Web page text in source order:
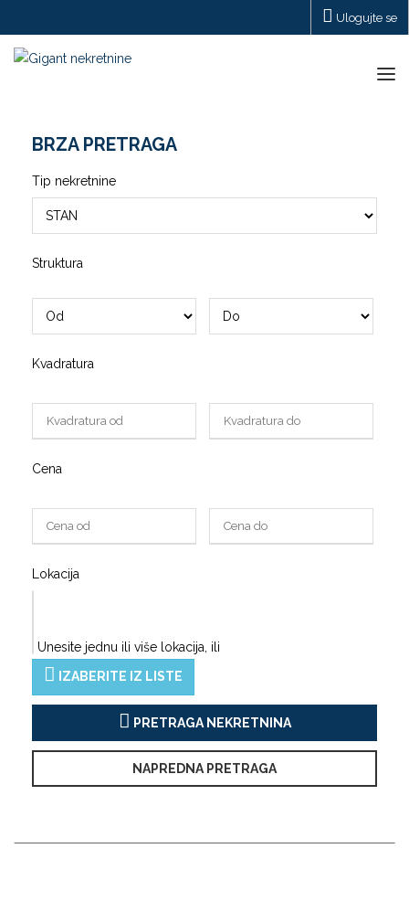
Ulogujte se
BRZA PRETRAGA
Tip nekretnine
Struktura
Kvadratura
Cena
Lokacija
Unesite jednu ili više lokacija, ili
IZABERITE IZ LISTE
PRETRAGA NEKRETNINA
NAPREDNA PRETRAGA